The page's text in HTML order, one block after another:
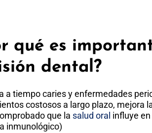
qué es
dental?
a tiempo caries y enfermedades
costosos a largo plazo, mejora
que la salud oral influye en
inmunológico)